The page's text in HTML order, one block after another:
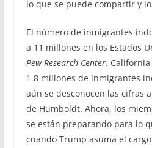
lo que se puede compartir y
El número de inmigrantes
a 11 millones en los Estados
Pew Research Center.
1.8 millones de inmigrantes
aún se desconocen las cifras
de Humboldt. Ahora, los
se están preparando para lo
cuando Trump asuma el